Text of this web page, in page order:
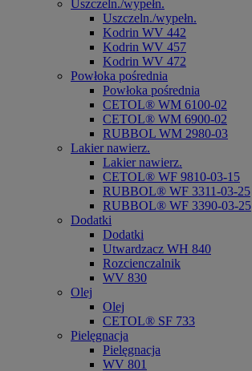
Uszczeln./wypełn.
Uszczeln./wypełn.
Kodrin WV 442
Kodrin WV 457
Kodrin WV 472
Powłoka pośrednia
Powłoka pośrednia
CETOL® WM 6100-02
CETOL® WM 6900-02
RUBBOL WM 2980-03
Lakier nawierz.
Lakier nawierz.
CETOL® WF 9810-03-15
RUBBOL® WF 3311-03-25
RUBBOL® WF 3390-03-25
Dodatki
Dodatki
Utwardzacz WH 840
Rozcienczalnik
WV 830
Olej
Olej
CETOL® SF 733
Pielęgnacja
Pielęgnacja
WV 801